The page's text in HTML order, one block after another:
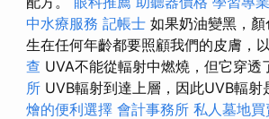
中水療服務 記帳士 如果奶油變黑，
生在任何年齡都要照顧我們的皮膚，
查 UVA不能從輻射中燃燒，但它穿透
所 UVB輻射到達上層，因此UVB輻射
燴的便利選擇 會計事務所 私人墓地買